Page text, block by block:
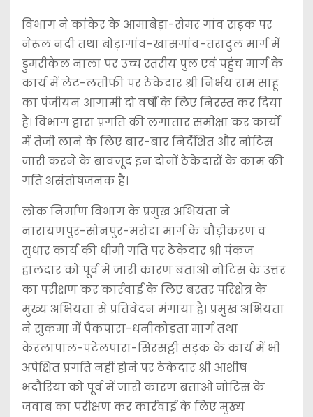
विभाग ने कांकेर के आमाबेड़ा-सेमर गांव सड़क पर
नेरूल नदी तथा बोड़ागांव-खासगांव-तरादुल मार्ग में
डुमरीकेल नाला पर उच्च स्तरीय पुल एवं पहुंच मार्ग के
कार्य में लेट-लतीफी पर ठेकेदार श्री निर्भय राम साहू
का पंजीयन आगामी दो वर्षों के लिए निरस्त कर दिया
है। विभाग द्वारा प्रगति की लगातार समीक्षा कर कार्यों
में तेजी लाने के लिए बार-बार निर्देशित और नोटिस
जारी करने के बावजूद इन दोनों ठेकेदारों के काम की
गति असंतोषजनक है।
लोक निर्माण विभाग के प्रमुख अभियंता ने
नारायणपुर-सोनपुर-मरोदा मार्ग के चौड़ीकरण व
सुधार कार्य की धीमी गति पर ठेकेदार श्री पंकज
हालदार को पूर्व में जारी कारण बताओ नोटिस के उत्तर
का परीक्षण कर कार्रवाई के लिए बस्तर परिक्षेत्र के
मुख्य अभियंता से प्रतिवेदन मंगाया है। प्रमुख अभियंता
ने सुकमा में पैकपारा-धनीकोड़ता मार्ग तथा
केरलापाल-पटेलपारा-सिरसट्टी सड़क के कार्य में भी
अपेक्षित प्रगति नहीं होने पर ठेकेदार श्री आशीष
भदौरिया को पूर्व में जारी कारण बताओ नोटिस के
जवाब का परीक्षण कर कार्रवाई के लिए मुख्य